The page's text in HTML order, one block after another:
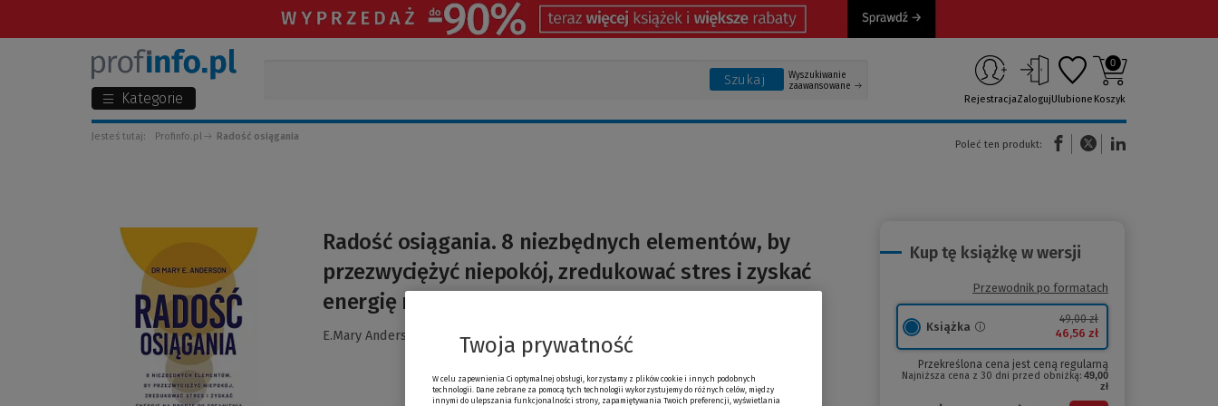
Kategorie
Szukaj
Wyszukiwanie
zaawansowane
RejestracjaZalogujUlubione
0
Koszyk
Jesteś tutaj: Profinfo.pl Radość osiągania
Poleć ten produkt:
(Nowe okno)(Link do innej strony)
Radość osiągania. 8 niezbędnych elementów, by
przezwyciężyć niepokój, zredukować stres i zyskać
energię na drodze do s
E.Mary Anderson
Kup tę książkę w wersji
Przewodnik po formatach
Książka
49,00 zł
46,56 zł
Przekreślona cena jest ceną regularną
Najniższa cena z 30 dni przed obniżką: 49,00
zł
Twoja prywatność
W celu zapewnienia Ci optymalnej obsługi, korzystamy z plików cookie i innych podobnych
technologii. Dane zebrane za pomocą tych technologii wykorzystujemy do różnych celów, między
innymi do ulepszania funkcjonalności strony, zapamiętywania Twoich preferencji, wyświetlania